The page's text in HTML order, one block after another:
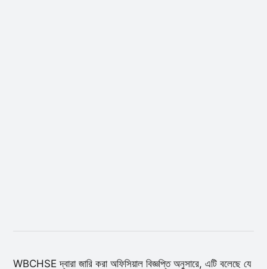
WBCHSE দ্বারা জারি করা অফিসিয়াল বিজ্ঞপ্তি অনুসারে, এটি বলেছে যে